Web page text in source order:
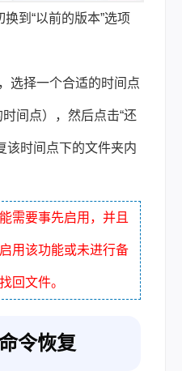
换到“以前的版本”选项
选择一个合适的时间点
间点），然后点击“还
该时间点下的文件夹内
需要事先启用，并且
用该功能或未进行备
回文件。
令恢复